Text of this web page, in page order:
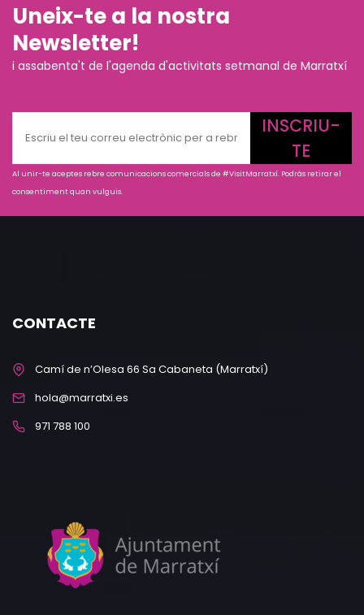
Uneix-te a la nostra
Newsletter!
i assabenta't de l'agenda d'activitats setmanal de Marratxí
INSCRIU-
TE
Al unir-te aceptes rebre comunicacions comercials de #VisitMarratxí. Podràs retirar el
consentiment quan vulguis.
CONTACTE
Camí de n’Olesa 66 Sa Cabaneta (Marratxí)
hola@marratxi.es
971 788 100